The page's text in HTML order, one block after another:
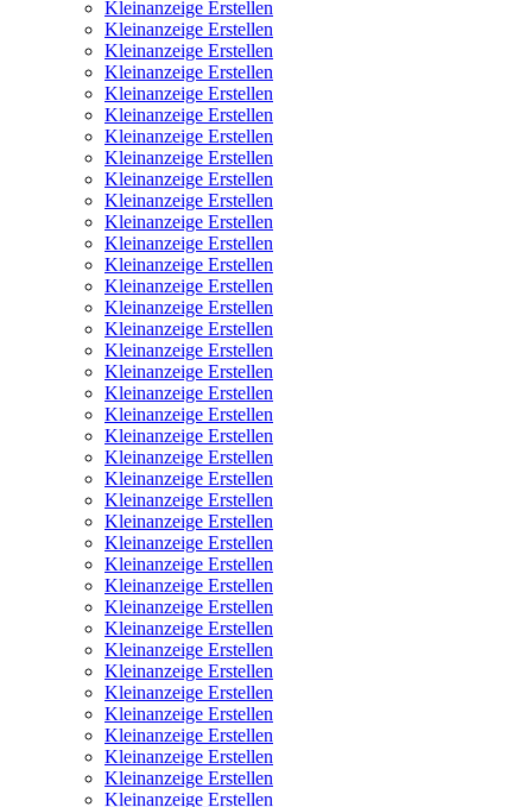
Kleinanzeige Erstellen
Kleinanzeige Erstellen
Kleinanzeige Erstellen
Kleinanzeige Erstellen
Kleinanzeige Erstellen
Kleinanzeige Erstellen
Kleinanzeige Erstellen
Kleinanzeige Erstellen
Kleinanzeige Erstellen
Kleinanzeige Erstellen
Kleinanzeige Erstellen
Kleinanzeige Erstellen
Kleinanzeige Erstellen
Kleinanzeige Erstellen
Kleinanzeige Erstellen
Kleinanzeige Erstellen
Kleinanzeige Erstellen
Kleinanzeige Erstellen
Kleinanzeige Erstellen
Kleinanzeige Erstellen
Kleinanzeige Erstellen
Kleinanzeige Erstellen
Kleinanzeige Erstellen
Kleinanzeige Erstellen
Kleinanzeige Erstellen
Kleinanzeige Erstellen
Kleinanzeige Erstellen
Kleinanzeige Erstellen
Kleinanzeige Erstellen
Kleinanzeige Erstellen
Kleinanzeige Erstellen
Kleinanzeige Erstellen
Kleinanzeige Erstellen
Kleinanzeige Erstellen
Kleinanzeige Erstellen
Kleinanzeige Erstellen
Kleinanzeige Erstellen
Kleinanzeige Erstellen